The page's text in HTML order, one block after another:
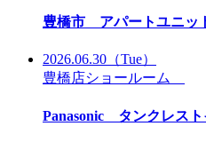
豊橋市 アパートユニッ
2026.06.30 （Tue）
豊橋店ショールーム
Panasonic タンクレス